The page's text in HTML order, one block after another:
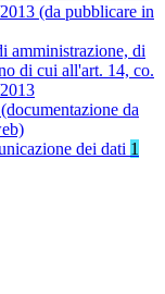
(da pubblicare in
amministrazione, di
di cui all'art. 14, co.
da
dei dati 1